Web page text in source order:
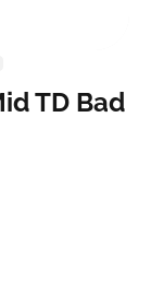
TD Bad